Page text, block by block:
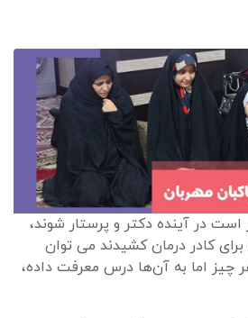
است در آینده دکتر و پرستار شوند،
کادر درمان کشیدند می توان
چیز اما به آن‌ها درس معرفت داده،